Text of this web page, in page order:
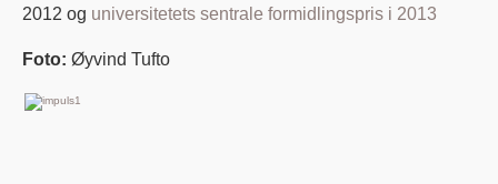
2012 og universitetets sentrale formidlingspris i 2013
Foto: Øyvind Tufto